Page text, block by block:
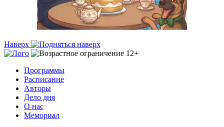
Наверх
Программы
Расписание
Авторы
Дело дня
О нас
Мемориал